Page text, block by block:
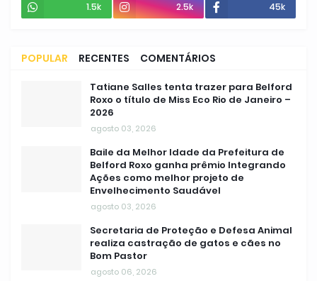
1.5k 2.5k 45k
POPULAR RECENTES COMENTÁRIOS
Tatiane Salles tenta trazer para Belford
Roxo o título de Miss Eco Rio de Janeiro –
2026
agosto 03, 2026
Baile da Melhor Idade da Prefeitura de
Belford Roxo ganha prêmio Integrando
Ações como melhor projeto de
Envelhecimento Saudável
agosto 03, 2026
Secretaria de Proteção e Defesa Animal
realiza castração de gatos e cães no
Bom Pastor
agosto 06, 2026